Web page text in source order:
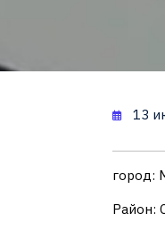
13
город:
Район: